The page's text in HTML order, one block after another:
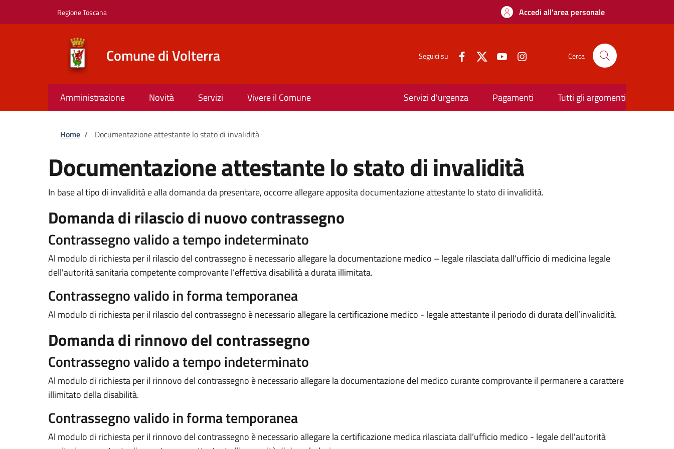
Regione Toscana Accedi all'area personale
Comune di Volterra Seguici su Cerca
Amministrazione Novità Servizi Vivere il Comune Servizi d'urgenza Pagamenti Tutti gli argomenti
Briciole di pane
Home / Documentazione attestante lo stato di invalidità
Documentazione attestante lo stato di invalidità
In base al tipo di invalidità e alla domanda da presentare, occorre allegare apposita documentazione attestante lo stato di invalidità.
Domanda di rilascio di nuovo contrassegno
Contrassegno valido a tempo indeterminato
Al modulo di richiesta per il rilascio del contrassegno è necessario allegare la documentazione medico – legale rilasciata dall'ufficio di medicina legale
dell'autorità sanitaria competente comprovante l’effettiva disabilità a durata illimitata.
Contrassegno valido in forma temporanea
Al modulo di richiesta per il rilascio del contrassegno è necessario allegare la certificazione medico - legale attestante il periodo di durata dell’invalidità.
Domanda di rinnovo del contrassegno
Contrassegno valido a tempo indeterminato
Al modulo di richiesta per il rinnovo del contrassegno è necessario allegare la documentazione del medico curante comprovante il permanere a carattere
illimitato della disabilità.
Contrassegno valido in forma temporanea
Al modulo di richiesta per il rinnovo del contrassegno è necessario allegare la certificazione medica rilasciata dall’ufficio medico - legale dell'autorità